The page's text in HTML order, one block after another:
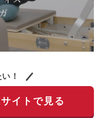
！
イトで見る